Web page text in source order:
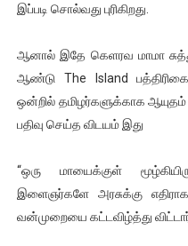
ஜனாதிபதி ஐக்கிய
32 CM விநோத
அல்வா கொடுக்கின்றது
இப்படி சொல்வது புரிகிறது.
ஆனால் இதே கெளரவ மாமா
ஆண்டு The Island
ஒன்றில் தமிழர்களுக்காக ஆயுதம்
பதிவு செய்த விடயம் இது
“ஒரு மாயைக்குள்
இளைஞர்களே அரசுக்கு
வன்முறையை கட்டவிழ்த்து